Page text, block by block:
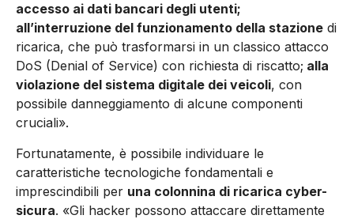
accesso ai dati bancari degli utenti;
all’interruzione del funzionamento della stazione di
ricarica, che può trasformarsi in un classico attacco
DoS (Denial of Service) con richiesta di riscatto; alla
violazione del sistema digitale dei veicoli, con
possibile danneggiamento di alcune componenti
cruciali».
Fortunatamente, è possibile individuare le
caratteristiche tecnologiche fondamentali e
imprescindibili per una colonnina di ricarica cyber-
sicura. «Gli hacker possono attaccare direttamente